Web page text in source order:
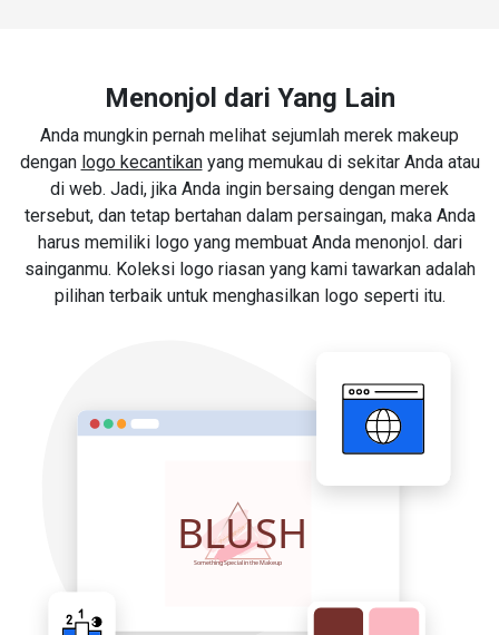
Menonjol dari Yang Lain
Anda mungkin pernah melihat sejumlah merek makeup
dengan logo kecantikanyang memukau di sekitar Anda atau
di web. Jadi, jika Anda ingin bersaing dengan merek
tersebut, dan tetap bertahan dalam persaingan, maka Anda
harus memiliki logo yang membuat Anda menonjol. dari
sainganmu. Koleksi logo riasan yang kami tawarkan adalah
pilihan terbaik untuk menghasilkan logo seperti itu.